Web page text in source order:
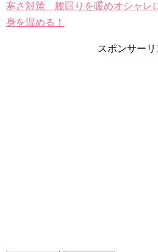
寒さ対策 腰回りを暖めオシャレ
身を温める！
スポンサーリ